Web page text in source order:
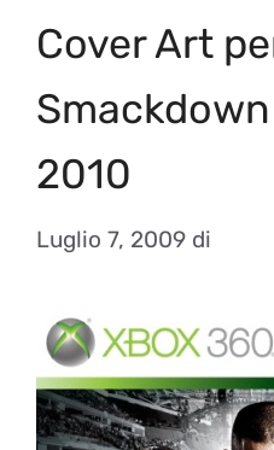
Cover Art
Smackdown
2010
Luglio 7, 2009 di